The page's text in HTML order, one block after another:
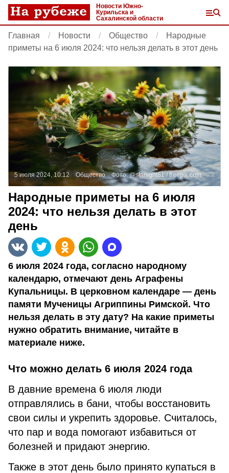
Новости Южно-
Курильска и
Сахалинской области
Главная Новости Общество
Народные
приметы на 6 июля 2024: что нельзя делать в этот день
5 июля 2024, 10:12 Общество Фото:@starlight81 /freepik.com
Народные приметы на 6 июля
2024: что нельзя делать в этот
день
6 июля 2024 года, согласно народному
календарю, отмечают день Аграфены
Купальницы. В церковном календаре — день
памяти Мученицы Агриппины Римской. Что
нельзя делать в эту дату? На какие приметы
нужно обратить внимание, читайте в
материале ниже.
Что можно делать 6 июля 2024 года
В давние времена 6 июля люди
отправлялись в бани, чтобы восстановить
свои силы и укрепить здоровье. Считалось,
что пар и вода помогают избавиться от
болезней и придают энергию.
Также в этот день было принято купаться в